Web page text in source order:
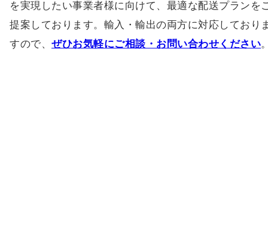
を実現したい事業者様に向けて、最適な配送プランを
提案しております。輸入・輸出の両方に対応しており
すので、ぜひお気軽にご相談・お問い合わせください